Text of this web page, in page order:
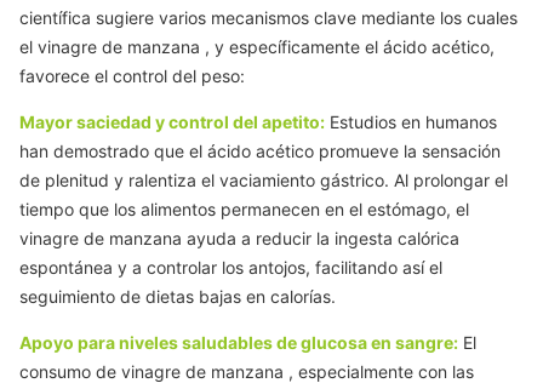
científica sugiere varios mecanismos clave mediante los cuales
el vinagre de manzana , y específicamente el ácido acético,
favorece el control del peso:
Mayor saciedad y control del apetito: Estudios en humanos
han demostrado que el ácido acético promueve la sensación
de plenitud y ralentiza el vaciamiento gástrico. Al prolongar el
tiempo que los alimentos permanecen en el estómago, el
vinagre de manzana ayuda a reducir la ingesta calórica
espontánea y a controlar los antojos, facilitando así el
seguimiento de dietas bajas en calorías.
Apoyo para niveles saludables de glucosa en sangre: El
consumo de vinagre de manzana , especialmente con las